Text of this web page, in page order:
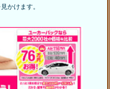
かけます。